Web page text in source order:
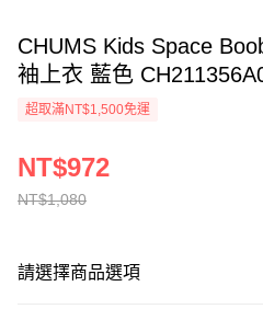
CHUMS Kids Space
袖上衣 藍色
超取滿NT$1,500免運
NT$1,080
NT$972
請選擇商品選項